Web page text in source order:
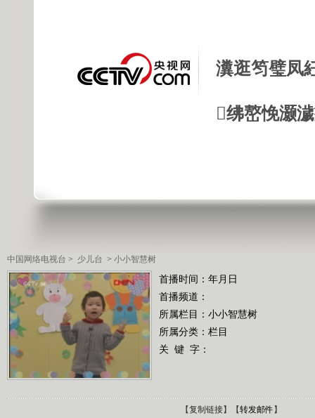
瀵逛笉璧凤
绋嶅悗灏
中国网络电视台 > 少儿台 > 小小智慧树
首播时间：年月日
首播频道：
所属栏目： 小小智慧树
所属分类：栏目
关 键 字：
【复制链接】【转发邮件】